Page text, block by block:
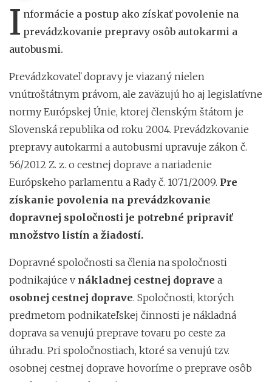
I nformácie a postup ako získať povolenie na
prevádzkovanie prepravy osôb autokarmi a
autobusmi.
Prevádzkovateľ dopravy je viazaný nielen
vnútroštátnym právom, ale zaväzujú ho aj legislatívne
normy Európskej Únie, ktorej členským štátom je
Slovenská republika od roku 2004. Prevádzkovanie
prepravy autokarmi a autobusmi upravuje zákon č.
56/2012 Z. z. o cestnej doprave a nariadenie
Európskeho parlamentu a Rady č. 1071/2009. Pre
získanie povolenia na prevádzkovanie
dopravnej spoločnosti je potrebné pripraviť
množstvo listín a žiadostí.
Dopravné spoločnosti sa členia na spoločnosti
podnikajúce v nákladnej cestnej doprave a
osobnej cestnej doprave. Spoločnosti, ktorých
predmetom podnikateľskej činnosti je nákladná
doprava sa venujú preprave tovaru po ceste za
úhradu. Pri spoločnostiach, ktoré sa venujú tzv.
osobnej cestnej doprave hovoríme o preprave osôb